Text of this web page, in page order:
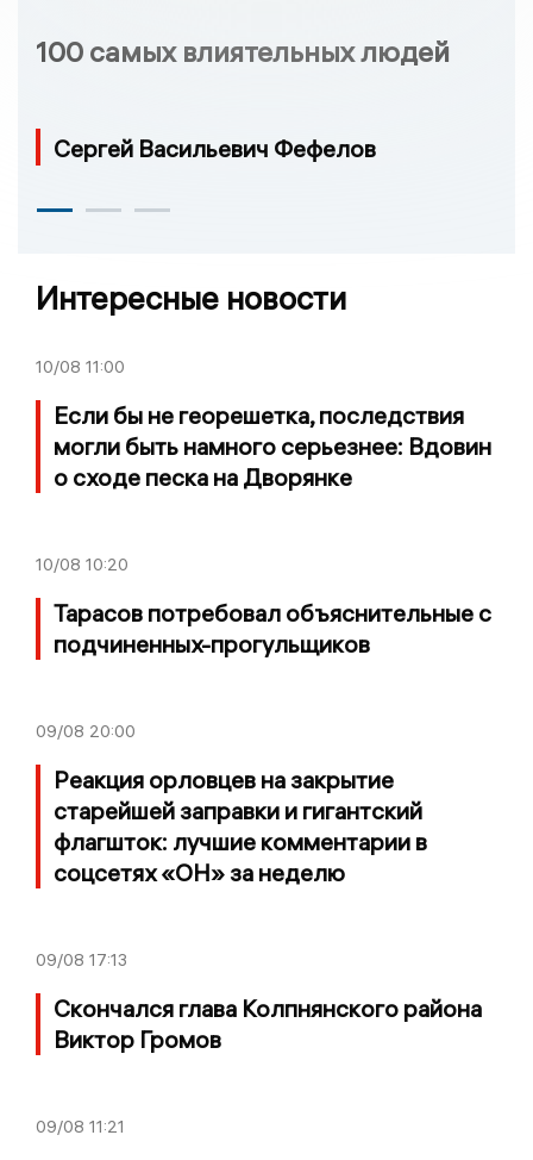
100 самых влиятельных людей
Сергей Васильевич Фефелов
Интересные новости
10/08 11:00
Если бы не георешетка, последствия
могли быть намного серьезнее: Вдовин
о сходе песка на Дворянке
10/08 10:20
Тарасов потребовал объяснительные с
подчиненных-прогульщиков
09/08 20:00
Реакция орловцев на закрытие
старейшей заправки и гигантский
флагшток: лучшие комментарии в
соцсетях «ОН» за неделю
09/08 17:13
Скончался глава Колпнянского района
Виктор Громов
09/08 11:21